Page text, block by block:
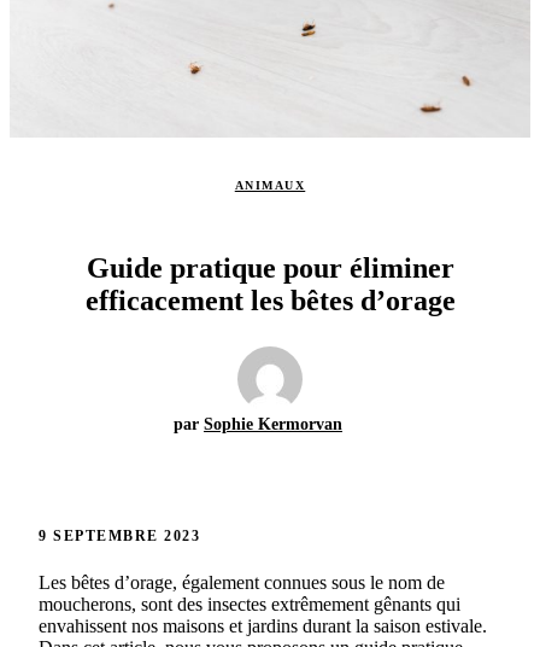
ANIMAUX
Guide pratique pour éliminer
efficacement les bêtes d’orage
par Sophie Kermorvan
9 SEPTEMBRE 2023
Les bêtes d’orage, également connues sous le nom de
moucherons, sont des insectes extrêmement gênants qui
envahissent nos maisons et jardins durant la saison estivale.